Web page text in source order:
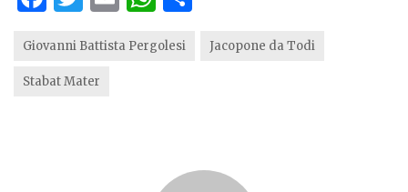
c
e
it
te
ai at
p
ar
Giovanni Battista Pergolesi Jacopone da Todi
Stabat Mater